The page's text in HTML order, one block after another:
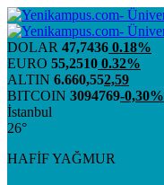
DOLAR 47,7436 0.18%
EURO 55,2510 0.32%
ALTIN 6.660,552,59
BITCOIN 3094769-0,30%
İstanbul
26°
HAFİF YAĞMUR